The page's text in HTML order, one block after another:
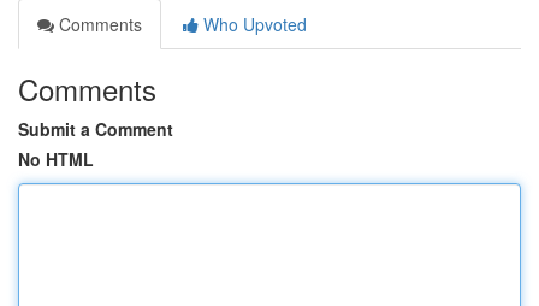
Comments
Who Upvoted
Comments
Submit a Comment
No HTML